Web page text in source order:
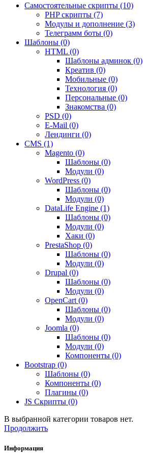
Самостоятельные скрипты (10)
PHP скрипты (7)
Модулы и дополнение (3)
Телеграмм боты (0)
Шаблоны (0)
HTML (0)
Шаблоны админок (0)
Креатив (0)
Мобильные (0)
Технология (0)
Персональные (0)
Знакомства (0)
PSD (0)
E-Mail (0)
Лендинги (0)
CMS (1)
Magento (0)
Шаблоны (0)
Модули (0)
WordPress (0)
Шаблоны (0)
Модули (0)
DataLife Engine (1)
Шаблоны (0)
Модули (0)
Хаки (0)
PrestaShop (0)
Шаблоны (0)
Модули (0)
Drupal (0)
Шаблоны (0)
Модули (0)
OpenCart (0)
Шаблоны (0)
Модули (0)
Joomla (0)
Шаблоны (0)
Модули (0)
Компоненты (0)
Bootstrap (0)
Шаблоны (0)
Компоненты (0)
Плагины (0)
JS Скрипты (0)
В выбранной категории товаров нет.
Продолжить
Информация